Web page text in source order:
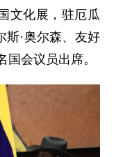
文化展，驻厄瓜
斯·奥尔森、友好
国会议员出席。